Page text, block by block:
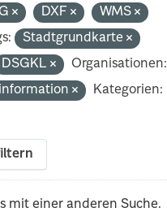
DXF
WMS
Stadtgrundkarte
DSGKL
Organisationen:
Kategorien:
mit einer anderen Suche.